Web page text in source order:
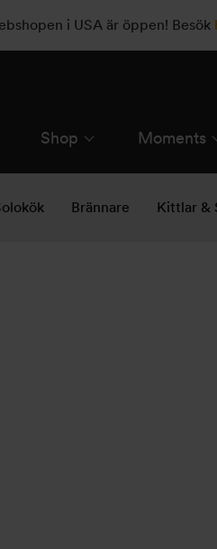
i USA är öppen! Besök
Shop Moments
Brännare Kittlar &